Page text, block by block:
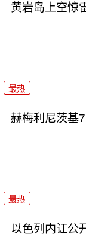
黄岩岛上空惊
最热
赫梅利尼茨基
最热
以色列内讧公